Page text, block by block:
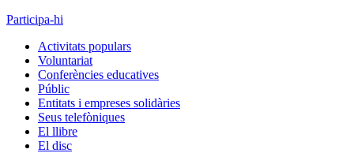
Participa-hi
Activitats populars
Voluntariat
Conferències educatives
Públic
Entitats i empreses solidàries
Seus telefòniques
El llibre
El disc